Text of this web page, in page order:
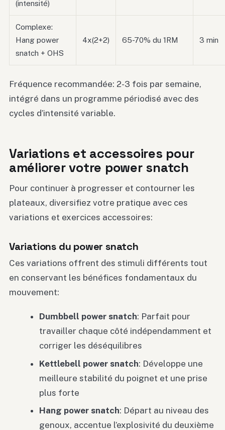
(intensité)
Complexe:
Hang power
snatch + OHS
4x(2+2) 65-70% du 1RM 3 min
Fréquence recommandée: 2-3 fois par semaine,
intégré dans un programme périodisé avec des
cycles d’intensité variable.
Variations et accessoires pour
améliorer votre power snatch
Pour continuer à progresser et contourner les
plateaux, diversifiez votre pratique avec ces
variations et exercices accessoires:
Variations du power snatch
Ces variations offrent des stimuli différents tout
en conservant les bénéfices fondamentaux du
mouvement:
Dumbbell power snatch: Parfait pour
travailler chaque côté indépendamment et
corriger les déséquilibres
Kettlebell power snatch: Développe une
meilleure stabilité du poignet et une prise
plus forte
Hang power snatch: Départ au niveau des
genoux, accentue l’explosivité du deuxième